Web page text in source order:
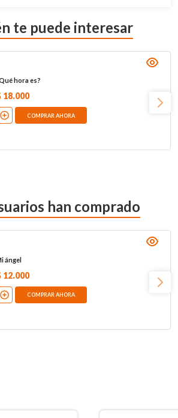
te puede interesar
hora es?
18.000
COMPRAR AHORA
han comprado
ángel
12.000
COMPRAR AHORA